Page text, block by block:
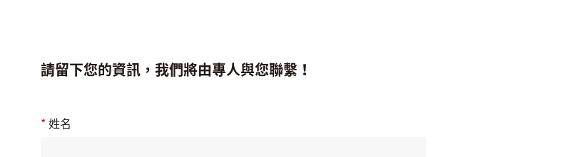
請留下您的資訊，我們將由專人與您聯繫！
*姓名